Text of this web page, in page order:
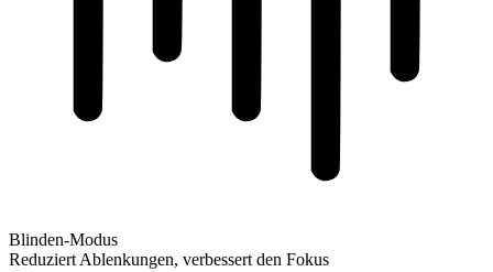
Blinden-Modus
Reduziert Ablenkungen, verbessert den Fokus